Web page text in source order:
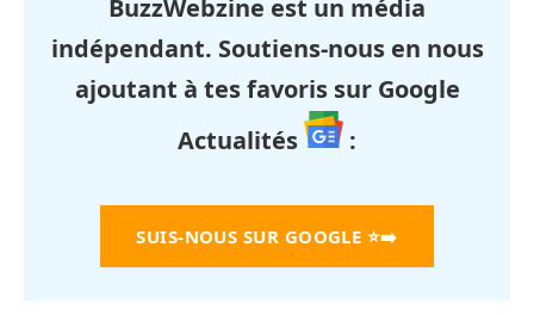
BuzzWebzine est un média
indépendant. Soutiens-nous en nous
ajoutant à tes favoris sur Google
Actualités
:
SUIS-NOUS SUR GOOGLE ⭐➡️